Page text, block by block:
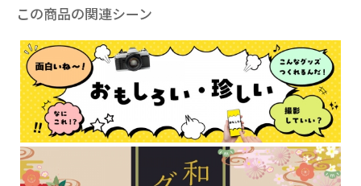
この商品の関連シーン